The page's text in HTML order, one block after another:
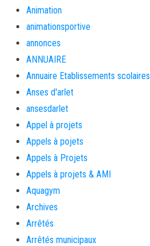
Animation
animationsportive
annonces
ANNUAIRE
Annuaire Etablissements scolaires
Anses d'arlet
ansesdarlet
Appel à projets
Appels à pojets
Appels à Projets
Appels à projets & AMI
Aquagym
Archives
Arrêtés
Arrêtés municipaux